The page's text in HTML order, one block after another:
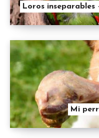
Loros inseparables
Mi